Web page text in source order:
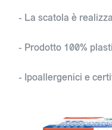
- La scatola è
- Prodotto 100%
- Ipoallergenici e